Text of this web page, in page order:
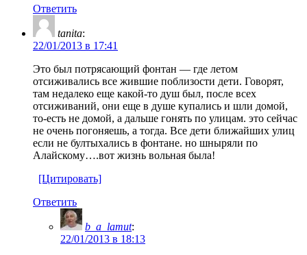
Ответить
tanita:
22/01/2013 в 17:41
Это был потрясающий фонтан — где летом
отсиживались все жившие поблизости дети. Говорят,
там недалеко еще какой-то душ был, после всех
отсиживаний, они еще в душе купались и шли домой,
то-есть не домой, а дальше гонять по улицам. это сейчас
не очень погоняешь, а тогда. Все дети ближайших улиц
если не бултыхались в фонтане. но шныряли по
Алайскому….вот жизнь вольная была!
[Цитировать]
Ответить
b_a_lamut:
22/01/2013 в 18:13